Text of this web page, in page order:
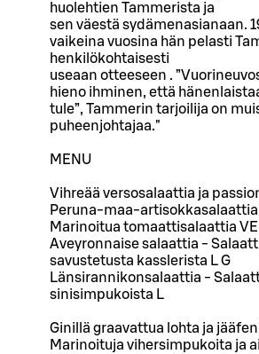
huolehtien Tammerista ja
sen väestä sydämenasianaan.
vaikeina vuosina hän pelasti
henkilökohtaisesti
useaan otteeseen .
hieno ihminen, että
tule”, Tammerin tarjoilija on
puheenjohtajaa."
MENU
Vihreää versosalaattia ja
Peruna-maa-artisokkasalaattia
Marinoitua tomaattisalaattia VE
Aveyronnaise salaattia -
savustetusta kasslerista L G
Länsirannikonsalaattia -
sinisimpukoista L
Ginillä graavattua lohta ja
Marinoituja vihersimpukoita ja